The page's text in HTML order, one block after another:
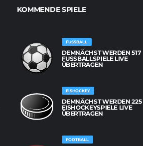
KOMMENDE SPIELE
FUSSBALL
DEMNÄCHST WERDEN 517
FUSSBALLSPIELE LIVE Ü
BERTRAGEN
EISHOCKEY
DEMNÄCHST WERDEN 225
EISHOCKEYSPIELE LIVE
ÜBERTRAGEN
FOOTBALL